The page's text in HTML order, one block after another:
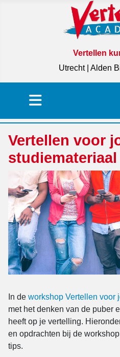
Vertellen
Utrecht | Alden
Vertellen voor
studiemateriaal
In de workshop Vertellen voor
met het denken van de puber
heeft op je vertelling.
en opdrachten bij de
tips.